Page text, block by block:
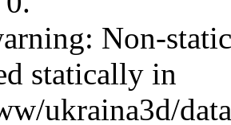
Non-
statically in
ukraina3d/